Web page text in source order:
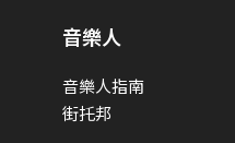
音樂人
音樂人指南
街托邦